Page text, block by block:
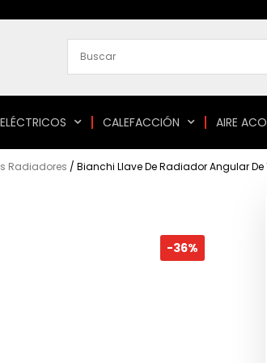
CALEFACCIÓN AIRE
Radiadores / Bianchi Llave De Radiador Angular De
-36%